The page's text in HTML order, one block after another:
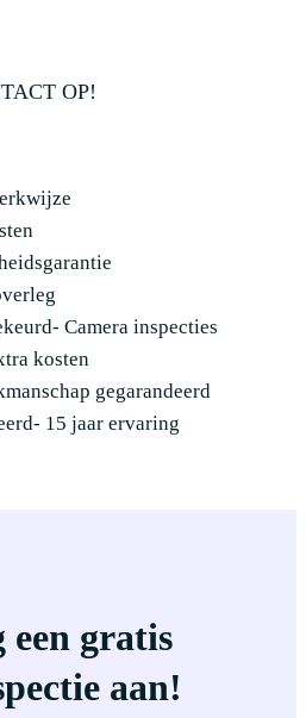
OP!
Camera inspecties
kosten
gegarandeerd
15 jaar ervaring
een gratis
aan!